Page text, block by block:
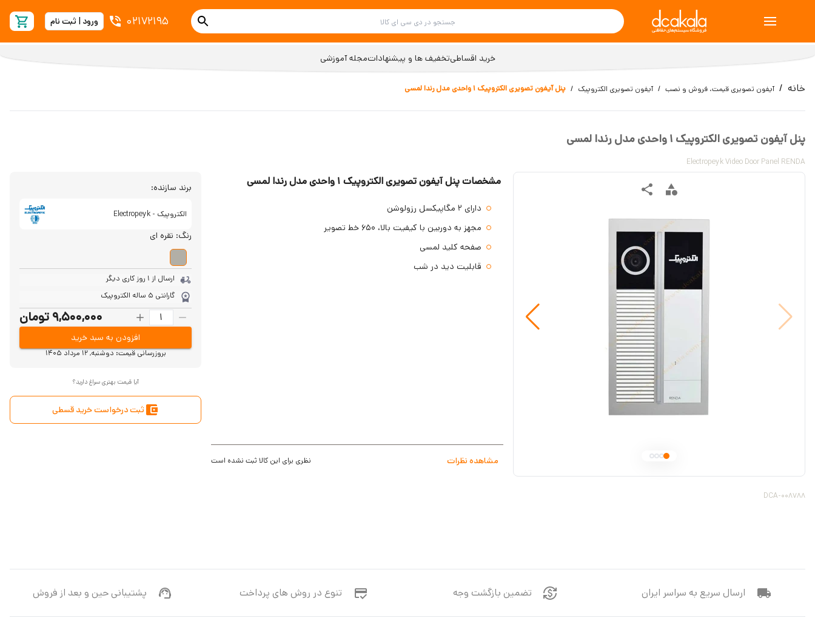
02172195 ورود | ثبت نام
خرید اقساطیتخفیف ها و پیشنهاداتمجله آموزشی
خانه آیفون تصویری قیمت، فروش و نصب آیفون تصویری الکتروپیک پنل آیفون تصویری الکتروپیک 1 واحدی مدل رندا لمسی
پنل آیفون تصویری الکتروپیک 1 واحدی مدل رندا لمسی
Electropeyk Video Door Panel RENDA
مشخصات پنل آیفون تصویری الکتروپیک 1 واحدی مدل رندا لمسی
دارای 2 مگاپیکسل رزولوشن
مجهز به دوربین با کیفیت بالا، 650 خط تصویر
صفحه کلید لمسی
قابلیت دید در شب
مشاهده نظرات نظری برای این کالا ثبت نشده است
DCA-008788
برند سازنده:
الکتروپیک - Electropeyk
رنگ: نقره ای
ارسال از 1 روز کاری دیگر
گارانتی 5 ساله الکتروپیک
9,500,000 تومان
افزودن به سبد خرید
بروزرسانی قیمت:دوشنبه, 12 مرداد 1405
آیا قیمت بهتری سراغ دارید؟
ثبت درخواست خرید قسطی
ارسال سریع به سراسر ایران تضمین بازگشت وجه تنوع در روش های پرداخت پشتیبانی حین و بعد از فروش